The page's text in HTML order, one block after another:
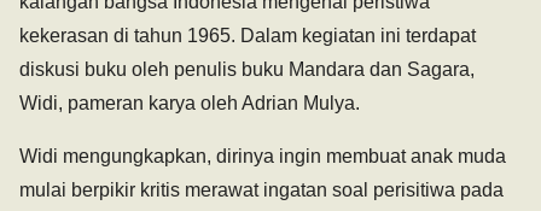
kekerasan di tahun 1965. Dalam kegiatan ini terdapat
diskusi buku oleh penulis buku Mandara dan Sagara,
Widi, pameran karya oleh Adrian Mulya.
Widi mengungkapkan, dirinya ingin membuat anak muda
mulai berpikir kritis merawat ingatan soal perisitiwa pada